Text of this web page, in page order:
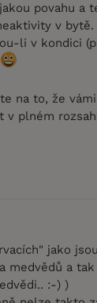
povahu a
v bytě.
li v kondici
na to, že
v plném
jako
medvědů a
:-) )